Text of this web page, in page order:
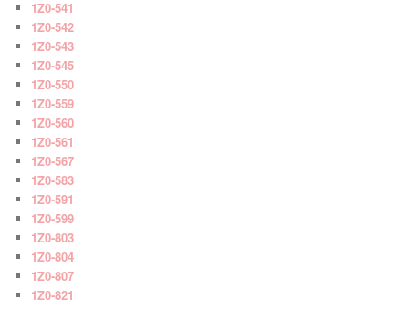
1Z0-541
1Z0-542
1Z0-543
1Z0-545
1Z0-550
1Z0-559
1Z0-560
1Z0-561
1Z0-567
1Z0-583
1Z0-591
1Z0-599
1Z0-803
1Z0-804
1Z0-807
1Z0-821